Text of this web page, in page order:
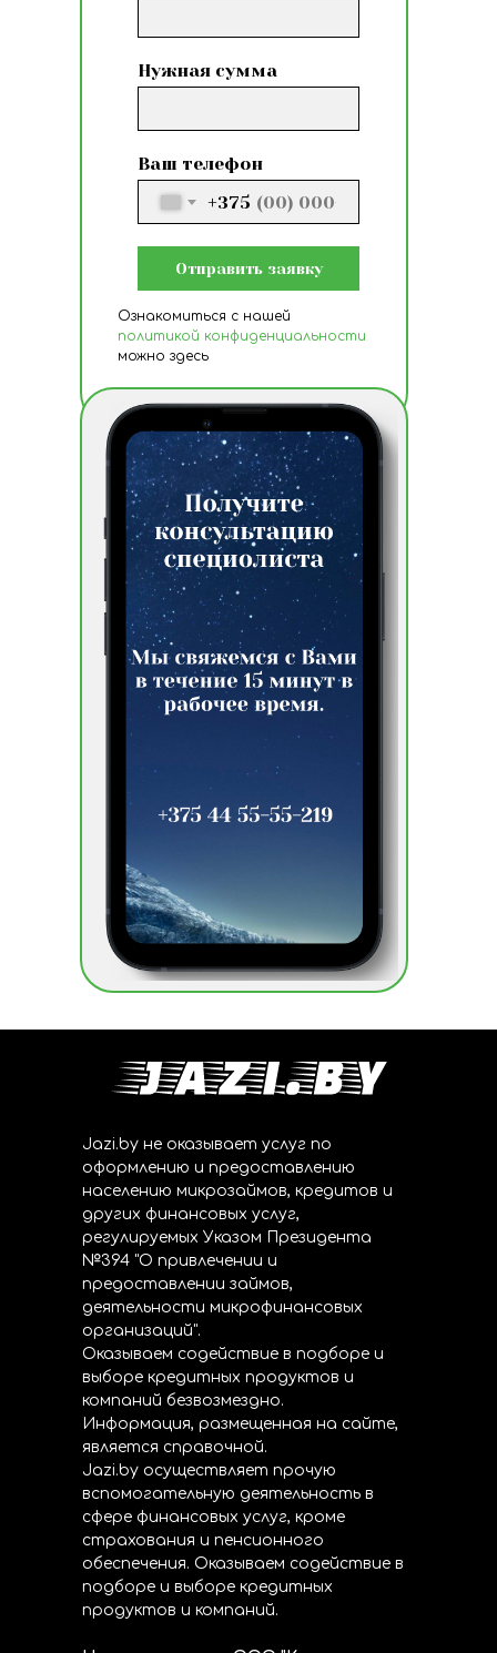
Нужная сумма
Ваш телефон
+375
Отправить заявку
Ознакомиться с нашей
политикой конфиденциальности
можно здесь
Jazi.by не оказывает услуг по
оформлению и предоставлению
населению микрозаймов, кредитов и
других финансовых услуг,
регулируемых Указом Президента
№394 "О привлечении и
предоставлении займов,
деятельности микрофинансовых
организаций".
Оказываем содействие в подборе и
выборе кредитных продуктов и
компаний безвозмездно.
Информация, размещенная на сайте,
является справочной.
Jazi.by осуществляет прочую
вспомогательную деятельность в
сфере финансовых услуг, кроме
страхования и пенсионного
обеспечения. Оказываем содействие в
подборе и выборе кредитных
продуктов и компаний.